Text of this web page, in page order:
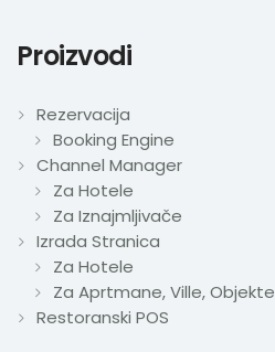
Proizvodi
Rezervacija
Booking Engine
Channel Manager
Za Hotele
Za Iznajmljivače
Izrada Stranica
Za Hotele
Za Aprtmane, Ville, Objekte
Restoranski POS